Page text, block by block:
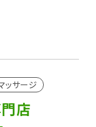
ッサージ
店